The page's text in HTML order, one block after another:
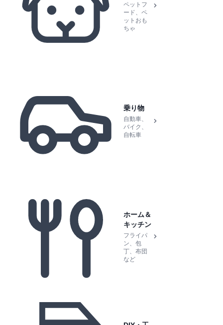
ペットフ
ード、ペ
ットおも
ちゃ
乗り物
自動車、
バイク、
自転車
ホーム＆
キッチン
フライパ
ン、包
丁、布団
など